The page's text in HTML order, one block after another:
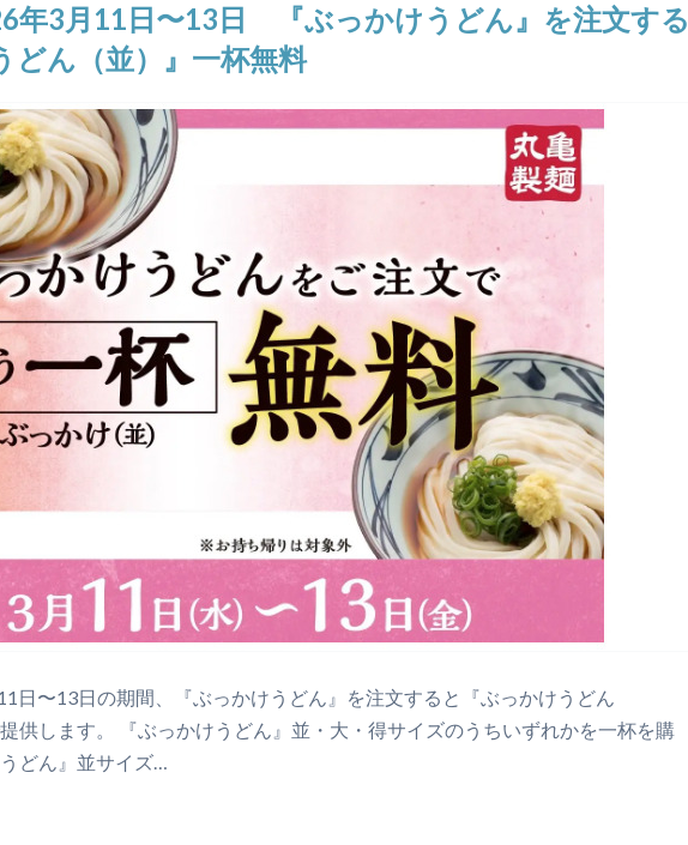
年3月11日〜13日 『ぶっかけうどん』を注文する
どん（並）』一杯無料
日〜13日の期間、『ぶっかけうどん』を注文すると『ぶっかけうどん
提供します。 『ぶっかけうどん』並・大・得サイズのうちいずれかを一杯を購
どん』並サイズ…